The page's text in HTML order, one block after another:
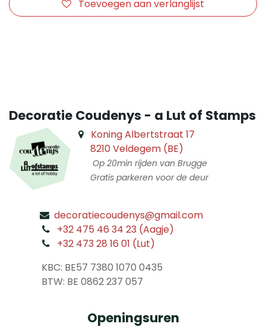
Toevoegen aan verlanglijst
Decoratie Coudenys - a Lut of Stamps
Koning Albertstraat 17
8210 Veldegem (BE)
Op 20min rijden van Brugge
Gratis parkeren voor de deur
decoratiecoudenys@gmail.com
+32 475 46 34 23 (Aagje)
+32 473 28 16 01 (Lut)
KBC: BE57 7380 1070 0435
​ BTW: BE 0862 237 057
Openingsuren